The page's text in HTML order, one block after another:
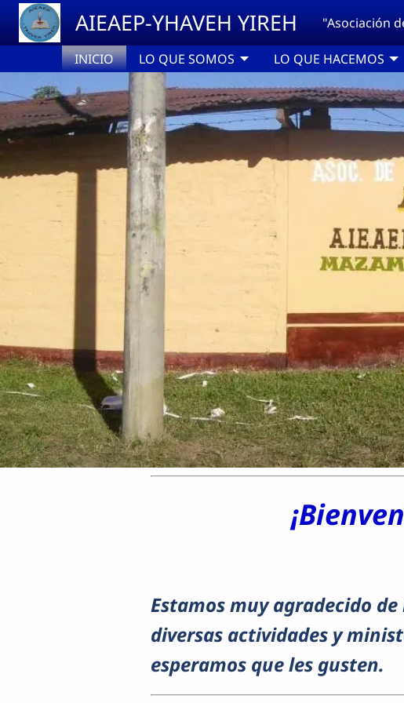
Pasar al contenido principal
AIEAEP-YHAVEH YIREH "Asociación
INICIO LO QUE SOMOS LO QUE HACEMOS
Estamos muy agradecido
diversas actividades y
esperamos que les gusten.